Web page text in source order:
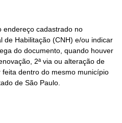
endereço cadastrado no
de Habilitação (CNH) e/ou indicar
do documento, quando houver
2ª via ou alteração de
dentro do mesmo município
de São Paulo.